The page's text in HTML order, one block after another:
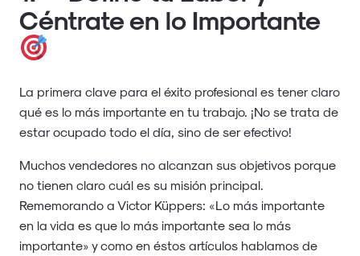
Céntrate en lo Importante
La primera clave para el éxito profesional es tener claro
qué es lo más importante en tu trabajo. ¡No se trata de
estar ocupado todo el día, sino de ser efectivo!
Muchos vendedores no alcanzan sus objetivos porque
no tienen claro cuál es su misión principal.
Rememorando a Victor Küppers: «Lo más importante
en la vida es que lo más importante sea lo más
importante» y como en éstos artículos hablamos de